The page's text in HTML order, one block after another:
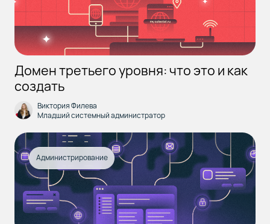
Домен третьего уровня: что это и как
создать
Виктория Филева
Младший системный администратор
Администрирование